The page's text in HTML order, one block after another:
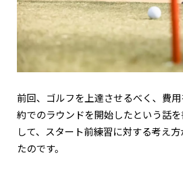
前回、ゴルフを上達させるべく、費
約でのラウンドを開始したという話
して、スタート前練習に対する考え
たのです。